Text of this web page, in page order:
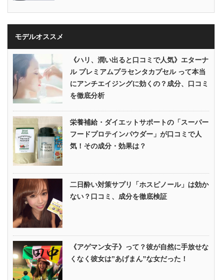
モデルオススメ
《ハリ、潤い出ると口コミで人気》エターナ
ル プレミアムプラセンタカプセル って本当
にアンチエイジングに効くの？成分、口コミ
を徹底分析
栄養補給・ダイエットサポートの「スーパー
フードプロテインパウダー」が口コミで人
気！その成分・効果は？
二日酔い対策サプリ「ホスピノール」は効か
ない？口コミ、成分を徹底検証
《アゲマン女子》って？彼が自然に手放せな
くなく彼女は”あげまん”な女だった！